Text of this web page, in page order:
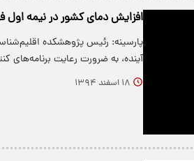
افزایش دمای کشور در نیمه اول
پارسینه: رئیس پژوهشکده
آینده، به ضرورت رعایت برنامه‌های
۱۸ اسفند ۱۳۹۴